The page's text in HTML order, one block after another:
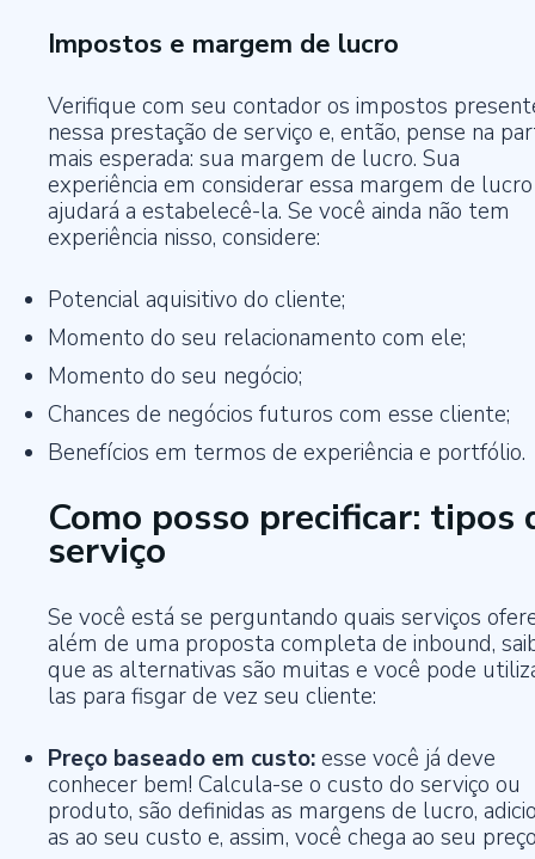
Impostos e margem de lucro
Verifique com seu contador os impostos
nessa prestação de serviço e, então, pense na
mais esperada: sua margem de lucro. Sua
experiência em considerar essa margem de
ajudará a estabelecê-la. Se você ainda não tem
experiência nisso, considere:
Potencial aquisitivo do cliente;
Momento do seu relacionamento com ele;
Momento do seu negócio;
Chances de negócios futuros com esse cliente;
Benefícios em termos de experiência e portfólio.
Como posso precificar: tipos
serviço
Se você está se perguntando quais serviços
além de uma proposta completa de inbound,
que as alternativas são muitas e você pode
las para fisgar de vez seu cliente:
Preço baseado em custo:esse você já deve
conhecer bem! Calcula-se o custo do serviço ou
produto, são definidas as margens de lucro,
as ao seu custo e, assim, você chega ao seu